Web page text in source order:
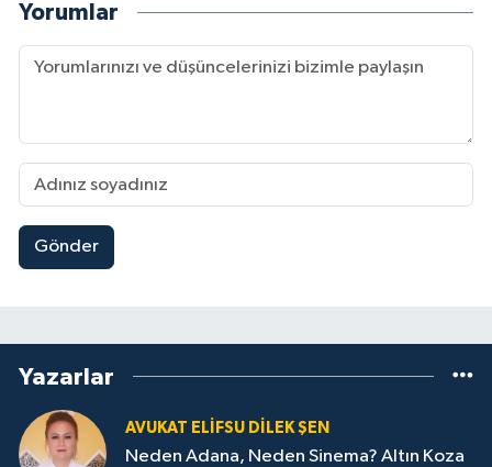
Yorumlar
Gönder
Yazarlar
AVUKAT ELIFSU DILEK ŞEN
Neden Adana, Neden Sinema? Altın Koza